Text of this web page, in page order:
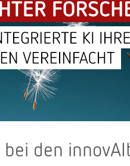
bei den